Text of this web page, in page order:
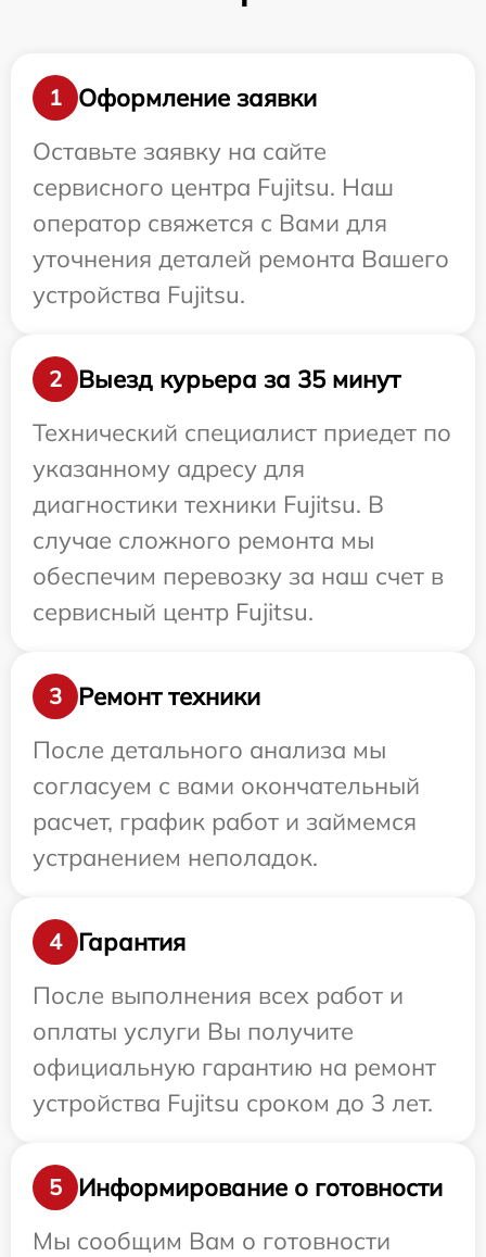
1
Оформление заявки
Оставьте заявку на сайте
сервисного центра Fujitsu. Наш
оператор свяжется с Вами для
уточнения деталей ремонта Вашего
устройства Fujitsu.
2
Выезд курьера за 35 минут
Технический специалист приедет по
указанному адресу для
диагностики техники Fujitsu. В
случае сложного ремонта мы
обеспечим перевозку за наш счет в
сервисный центр Fujitsu.
3
Ремонт техники
После детального анализа мы
согласуем с вами окончательный
расчет, график работ и займемся
устранением неполадок.
4
Гарантия
После выполнения всех работ и
оплаты услуги Вы получите
официальную гарантию на ремонт
устройства Fujitsu сроком до 3 лет.
5
Информирование о готовности
Мы сообщим Вам о готовности